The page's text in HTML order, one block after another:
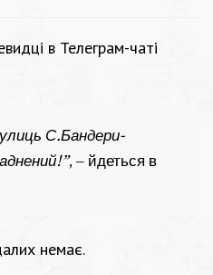
в Телеграм-чаті
С.Бандери-
, – йдеться в
немає.